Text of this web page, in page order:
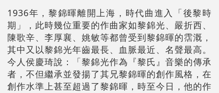
1936年，黎錦暉離開上海，時代曲進入「後黎時
期」，此時幾位重要的作曲家如黎錦光、嚴折西、
陳歌辛、李厚襄、姚敏等都曾受到黎錦暉的霑溉，
其中又以黎錦光年齒最長、血脈最近、名聲最高。
今人侯慶琦說：「黎錦光作為『黎氏』音樂的傳承
者，不但繼承並發揚了其兄黎錦暉的創作風格，在
創作水準上甚至超過了黎錦暉，時至今日，他的作